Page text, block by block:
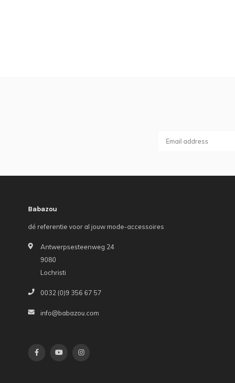
Babazou
dé referentie voor al jouw mode-accessoires
Antwerpsesteenweg 24
9080
Lochristi
0032 (0)9 356 67 57
info@babazou.com